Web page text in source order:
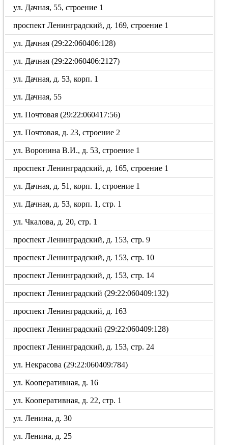
ул. Дачная, 55, строение 1
проспект Ленинградский, д. 169, строение 1
ул. Дачная (29:22:060406:128)
ул. Дачная (29:22:060406:2127)
ул. Дачная, д. 53, корп. 1
ул. Дачная, 55
ул. Почтовая (29:22:060417:56)
ул. Почтовая, д. 23, строение 2
ул. Воронина В.И., д. 53, строение 1
проспект Ленинградский, д. 165, строение 1
ул. Дачная, д. 51, корп. 1, строение 1
ул. Дачная, д. 53, корп. 1, стр. 1
ул. Чкалова, д. 20, стр. 1
проспект Ленинградский, д. 153, стр. 9
проспект Ленинградский, д. 153, стр. 10
проспект Ленинградский, д. 153, стр. 14
проспект Ленинградский (29:22:060409:132)
проспект Ленинградский, д. 163
проспект Ленинградский (29:22:060409:128)
проспект Ленинградский, д. 153, стр. 24
ул. Некрасова (29:22:060409:784)
ул. Кооперативная, д. 16
ул. Кооперативная, д. 22, стр. 1
ул. Ленина, д. 30
ул. Ленина, д. 25